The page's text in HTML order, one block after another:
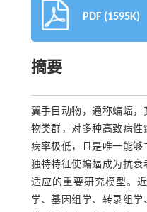
PDF (1595K)
摘要
翼手目动物，通称蝙蝠
物类群，对多种高致病性
病率极低，且是唯一能
独特特征使蝙蝠成为抗
适应的重要研究模型。
学、基因组学、转录组